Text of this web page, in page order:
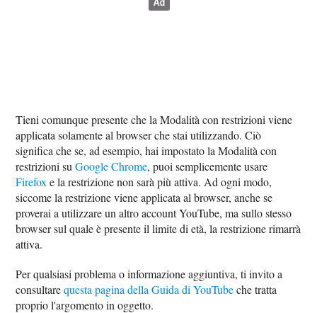
Tieni comunque presente che la Modalità con restrizioni viene
applicata solamente al browser che stai utilizzando. Ciò
significa che se, ad esempio, hai impostato la Modalità con
restrizioni suGoogle Chrome, puoi semplicemente usare
Firefox e la restrizione non sarà più attiva. Ad ogni modo,
siccome la restrizione viene applicata al browser, anche se
proverai a utilizzare un altro account YouTube, ma sullo stesso
browser sul quale è presente il limite di età, la restrizione rimarrà
attiva.
Per qualsiasi problema o informazione aggiuntiva, ti invito a
consultarequesta pagina della Guida di YouTubeche tratta
proprio l'argomento in oggetto.